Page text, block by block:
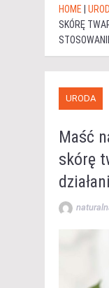
HOME
SKÓRĘ
URODA
Maść
skórę